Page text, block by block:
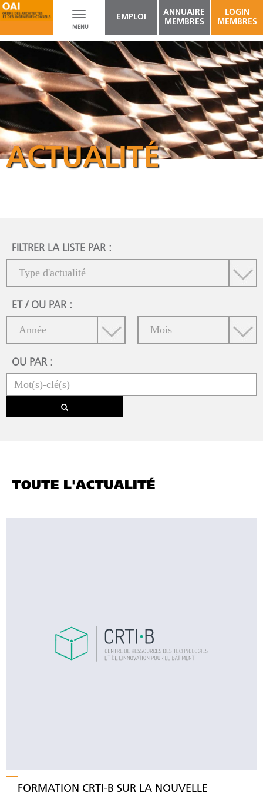
Toggle
navigation
MENU
EMPLOI
ANNUAIRE
MEMBRES
LOGIN
MEMBRES
ACTUALITÉ
FILTRER LA LISTE PAR :
ET / OU PAR :
OU PAR :
TOUTE L'ACTUALITÉ
FORMATION CRTI-B SUR LA NOUVELLE